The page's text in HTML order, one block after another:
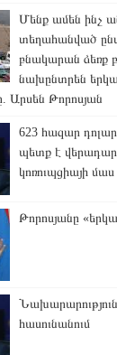
Մենք ամեն ինչ
տեղահանված
բնակարան ձեռք
նախընտրեն
Արսեն Թորոսյան
623 հազար
պետք է
կոռուպցիայի մաս
Թորոսյանը
հասունանում